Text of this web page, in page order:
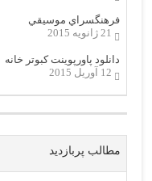
فرهنگسراي موسيقي
21 ژانویه 2015
دانلود پاورپوینت کبوتر خانه
12 آوریل 2015
مطالب پربازدید